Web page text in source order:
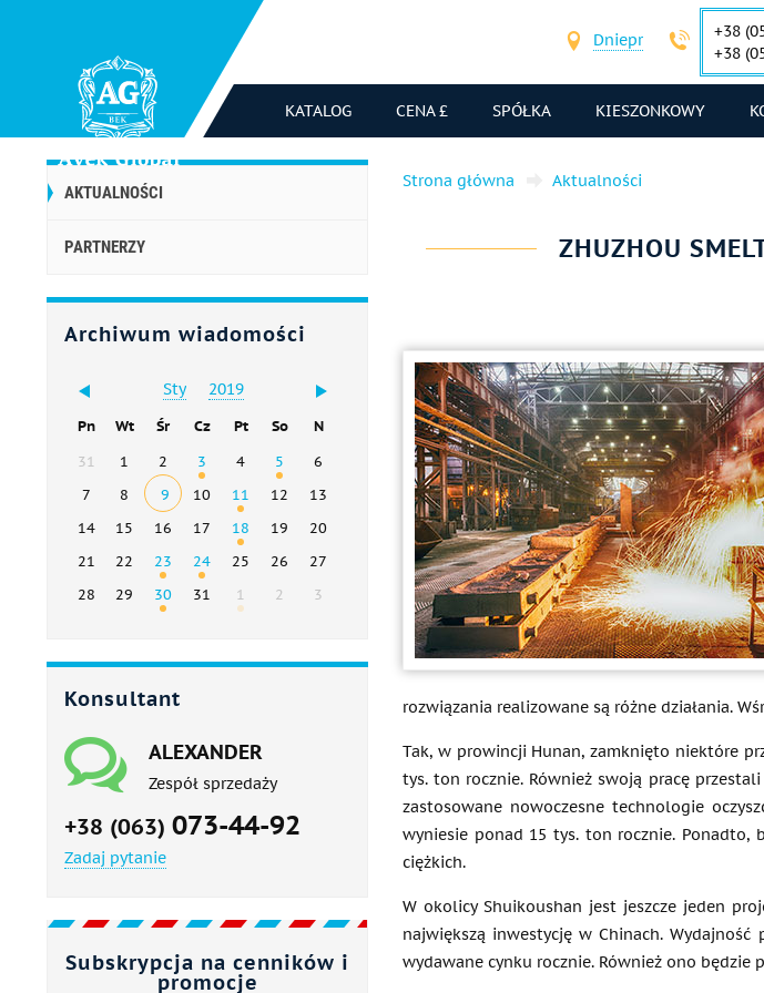
Dniepr +38
+38
KATALOG CENA £ SPÓŁKA KIESZONKOWY
AKTUALNOŚCI
PARTNERZY
Archiwum wiadomości
Sty 2019
Pn Wt Śr Cz Pt So
N
31
1 2 3 4 5
6
7
8 9 10 11 12
13
14
15 16 17 18 19
20
21
22 23 24 25 26
27
28
29 30 31 1 2 3
Konsultant
ALEXANDER
Zespół sprzedaży
+38 (063) 073-44-92
Zadaj pytanie
Subskrypcja na cenników i
promocje
Strona główna Aktualności
ZHUZHOU
rozwiązania realizowane są różne działania.
Tak, w prowincji Hunan, zamknięto niektóre
tys. ton rocznie. Również swoją pracę
zastosowane nowoczesne technologie
wyniesie ponad 15 tys. ton rocznie. Ponadto,
ciężkich.
W okolicy Shuikoushan jest jeszcze jeden
największą inwestycję w Chinach.
wydawane cynku rocznie. Również ono będzie